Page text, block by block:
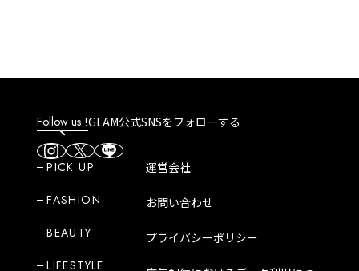
Follow us !GLAM公式SNSをフォローする
PICK UP
FASHION
BEAUTY
LIFESTYLE
運営会社
お問い合わせ
プライバシーポリシー